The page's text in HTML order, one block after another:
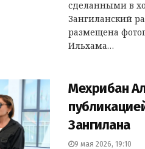
сделанными в
Зангиланский
размещена
Ильхама…
Мехрибан
Зангилана
9 мая 2026, 19:10